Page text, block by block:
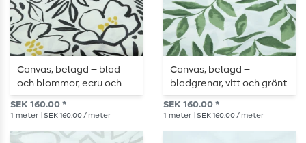
Canvas, belagd – blad
och blommor, ecru och
svart
SEK 160.00 *
1 meter | SEK 160.00 / meter
Canvas, belagd –
bladgrenar, vitt och grönt
SEK 160.00 *
1 meter | SEK 160.00 / meter